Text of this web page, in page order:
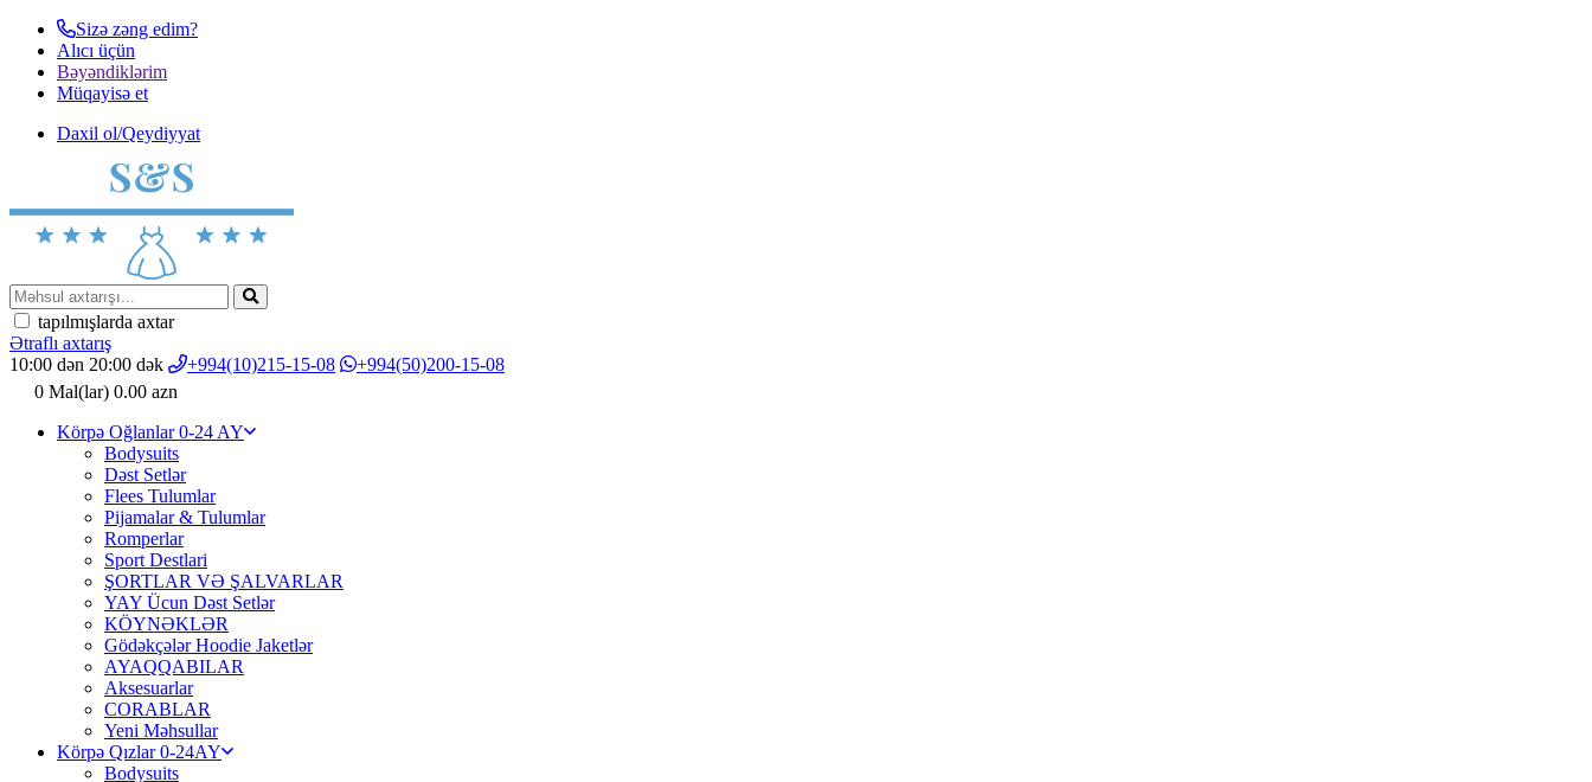
Sizə zəng edim?
Alıcı üçün
Bəyəndiklərim
Müqayisә et
Daxil ol/Qeydiyyat
tapılmışlarda axtar
Ətraflı axtarış
10:00 dən 20:00 dək
+994(10)215-15-08
+994(50)200-15-08
0 Mal(lar) 0.00 azn
Körpə Oğlanlar 0-24 AY
Bodysuits
Dəst Setlər
Flees Tulumlar
Pijamalar & Tulumlar
Romperlar
Sport Destlari
ŞORTLAR VƏ ŞALVARLAR
YAY Ücun Dəst Setlər
KÖYNƏKLƏR
Gödəkçələr Hoodie Jaketlər
AYAQQABILAR
Aksesuarlar
CORABLAR
Yeni Məhsullar
Körpə Qızlar 0-24AY
Bodysuits